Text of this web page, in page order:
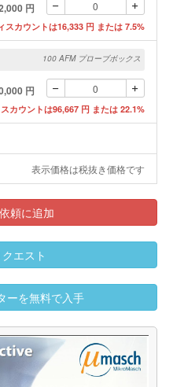
円
スカウントは16,333 円 または 7.5%
100 AFM プローブボックス
円
カウントは96,667 円 または 22.1%
表示価格は税抜き価格です
頼に追加
エスト
ーを無料で入手